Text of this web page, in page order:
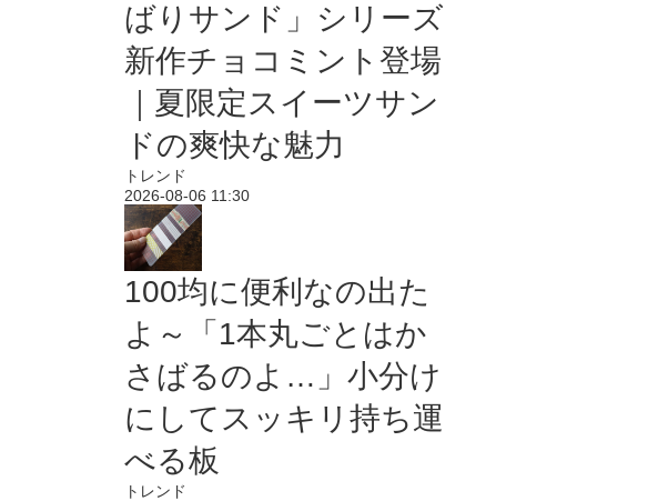
ばりサンド」シリーズ
新作チョコミント登場
｜夏限定スイーツサン
ドの爽快な魅力
トレンド
2026-08-06 11:30
100均に便利なの出た
よ～「1本丸ごとはか
さばるのよ…」小分け
にしてスッキリ持ち運
べる板
トレンド